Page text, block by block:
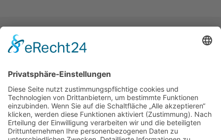
War der Inhalt der Seite hilfreich?
NEWSLETTER ABONNIEREN